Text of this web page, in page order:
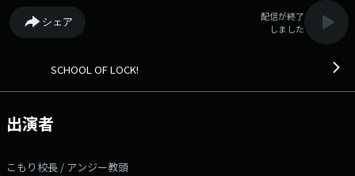
ストのうち、前半5組（めっちゃ美人、Cultboi、ハッピーセット、中村
旭、PRE）のライブ音源や、今年の閃光ライオット応援アンバサダー・乃
木坂46の賀喜遥香＆井上和による開会宣言の模様もプレイバック!!! あ
ながら見れなかったというキミも!! 10代の閃光を耳で感じてくれ！ ラ
登録無料のアプリです!） ◇メールを送る ◇公式LINEアカウントから送
る ◇FAXを送る：03-3221-1800 ★番組WEBサイトはコチラ! 【今夜
＞ ▽22:18頃～『NiziU LOCKS!』＜NiziU＞ ▽22:30頃～『生放送教室
シェア
配信が終了
しました
SCHOOL OF LOCK!
出演者
こもり校長 / アンジー教頭